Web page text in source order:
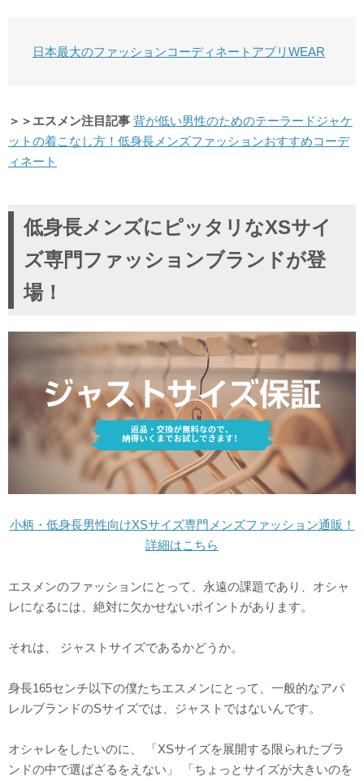
日本最大のファッションコーディネートアプリWEAR
＞＞エスメン注目記事 背が低い男性のためのテーラードジャケ
ットの着こなし方！低身長メンズファッションおすすめコーデ
ィネート
低身長メンズにピッタリなXSサイ
ズ専門ファッションブランドが登
場！
小柄・低身長男性向けXSサイズ専門メンズファッション通販！
詳細はこちら
エスメンのファッションにとって、永遠の課題であり、オシャ
レになるには、絶対に欠かせないポイントがあります。
それは、 ジャストサイズであるかどうか。
身長165センチ以下の僕たちエスメンにとって、一般的なアパ
レルブランドのSサイズでは、ジャストではないんです。
オシャレをしたいのに、 「XSサイズを展開する限られたブラ
ンドの中で選ばざるをえない」 「ちょっとサイズが大きいのを